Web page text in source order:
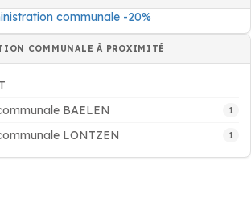
communale -20%
COMMUNALE À PROXIMITÉ
BAELEN
1
LONTZEN 1